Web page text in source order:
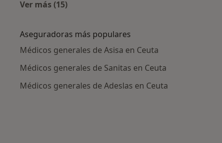
Ver más (15)
Aseguradoras más populares
Médicos generales de Asisa en Ceuta
Médicos generales de Sanitas en Ceuta
Médicos generales de Adeslas en Ceuta